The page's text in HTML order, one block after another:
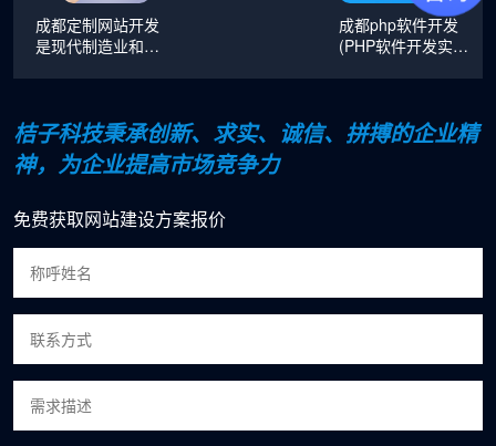
成都定制网站开发
是现代制造业和高
成都php软件开发
(PHP软件开发实战
桔子科技秉承创新、求实、诚信、拼搏的企业精
神，为企业提高市场竞争力
免费获取网站建设方案报价